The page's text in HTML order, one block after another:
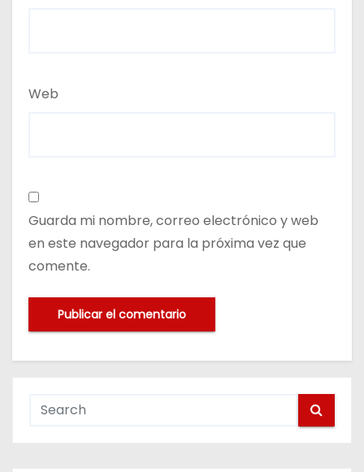
Web
Guarda mi nombre, correo electrónico y web
en este navegador para la próxima vez que
comente.